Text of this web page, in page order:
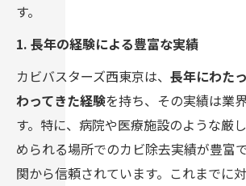
す。
1. 長年の経験による豊富な実績
カビバスターズ西東京は、 長年にわた
わってきた経験を持ち、その実績は業
す。特に、病院や医療施設のような厳
められる場所でのカビ除去実績が豊富
関から信頼されています。これまでに